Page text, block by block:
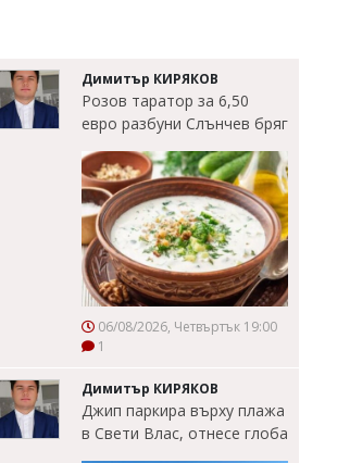
Димитър КИРЯКОВ
Розов таратор за 6,50
евро разбуни Слънчев бряг
06/08/2026, Четвъртък 19:00
1
Димитър КИРЯКОВ
Джип паркира върху плажа
в Свети Влас, отнесе глоба